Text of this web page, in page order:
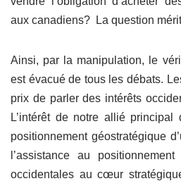
aux canadiens? La question
Ainsi, par la manipulation, le
est évacué de tous les débats.
prix de parler des intérêts
L’intérêt de notre allié
positionnement géostratégique
l’assistance au
occidentales au cœur